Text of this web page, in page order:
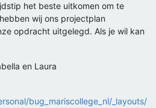
het beste uitkomen om te
wij ons projectplan
opdracht uitgelegd. Als je wil kan
en Laura
bug_mariscollege_nl/_layouts/